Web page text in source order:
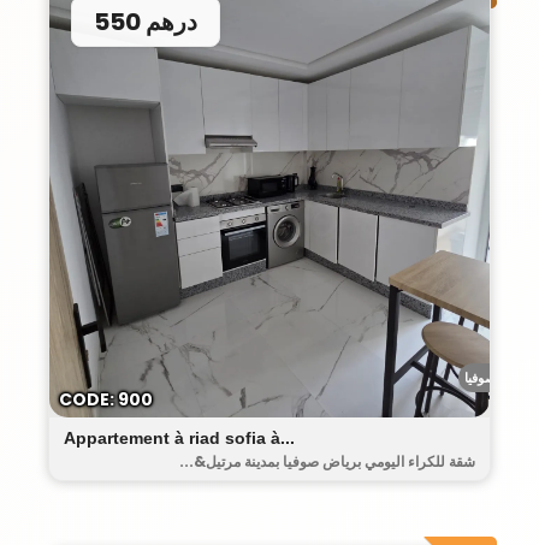
رياض صوفيا
Appartement à riad sofia à...
550 درهم
شقة للكراء اليومي برياض صوفيا بمدينة مرتيل&...
CODE: 900